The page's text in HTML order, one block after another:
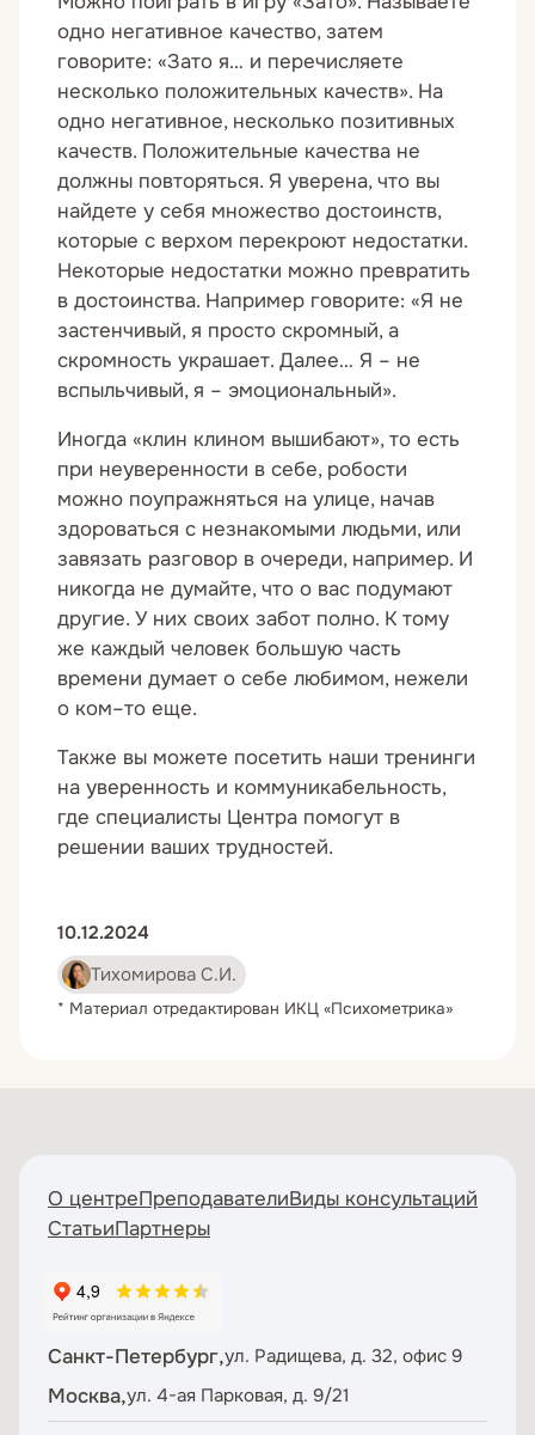
одно негативное качество, затем
говорите: «Зато я… и перечисляете
несколько положительных качеств». На
одно негативное, несколько позитивных
качеств. Положительные качества не
должны повторяться. Я уверена, что вы
найдете у себя множество достоинств,
которые с верхом перекроют недостатки.
Некоторые недостатки можно превратить
в достоинства. Например говорите: «Я не
застенчивый, я просто скромный, а
скромность украшает. Далее… Я – не
вспыльчивый, я – эмоциональный».
Иногда «клин клином вышибают», то есть
при неуверенности в себе, робости
можно поупражняться на улице, начав
здороваться с незнакомыми людьми, или
завязать разговор в очереди, например. И
никогда не думайте, что о вас подумают
другие. У них своих забот полно. К тому
же каждый человек большую часть
времени думает о себе любимом, нежели
о ком–то еще.
Также вы можете посетить наши тренинги
на уверенность и коммуникабельность,
где специалисты Центра помогут в
решении ваших трудностей.
10.12.2024
Тихомирова С.И.
* Материал отредактирован ИКЦ «Психометрика»
О центреПреподавателиВиды консультаций
СтатьиПартнеры
Санкт-Петербург,ул. Радищева, д. 32, офис 9
Москва,ул. 4-ая Парковая, д. 9/21